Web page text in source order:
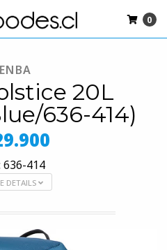
0
20L
636-414)
636-414
DETAILS